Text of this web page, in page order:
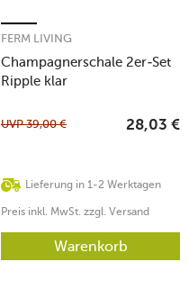
Champagnerschale 2er-Set
Ripple klar
FERM LIVING
Lieferung in 1-2 Werktagen
UVP39,00 € 28,03 €
Preis inkl. MwSt. zzgl. Versand
Warenkorb